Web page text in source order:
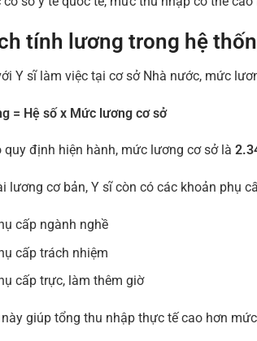
tính lương trong hệ
Y sĩ làm việc tại cơ sở Nhà nước, mức
= Hệ số x Mức lương cơ sở
quy định hiện hành, mức lương cơ sở là
lương cơ bản, Y sĩ còn có các khoản phụ
cấp ngành nghề
cấp trách nhiệm
cấp trực, làm thêm giờ
giúp tổng thu nhập thực tế cao hơn